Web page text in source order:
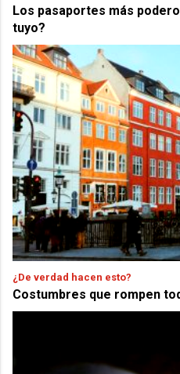
Los pasaportes más
tuyo?
¿De verdad hacen esto?
Costumbres que rompen